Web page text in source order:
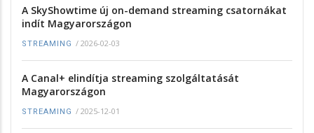
A SkyShowtime új on-demand streaming csatornákat
indít Magyarországon
STREAMING / 2026-02-03
A Canal+ elindítja streaming szolgáltatását
Magyarországon
STREAMING / 2025-12-01